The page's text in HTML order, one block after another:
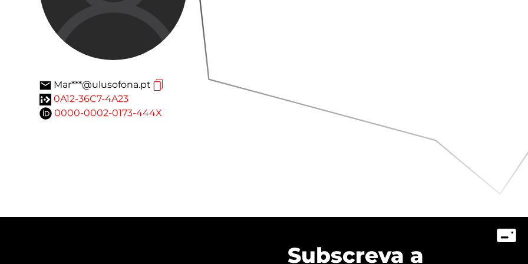
Mar***@ulusofona.pt
0A12-36C7-4A23
0000-0002-0173-444X
Subscreva a